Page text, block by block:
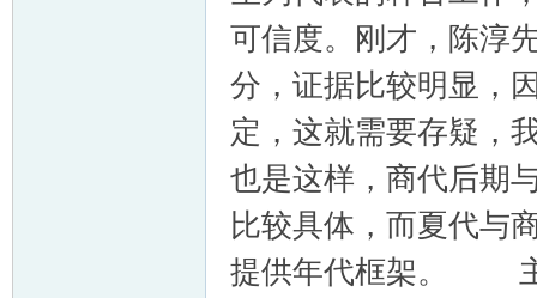
可信度。刚才，陈淳
分，证据比较明显，
定，这就需要存疑
也是这样，商代后期
比较具体，而夏代与
提供年代框架。 主